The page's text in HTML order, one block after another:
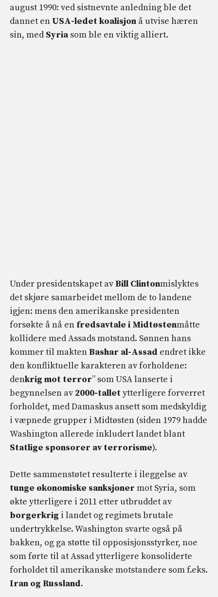
august 1990: ved sistnevnte anledning ble det
dannet en USA-ledet koalisjon å utvise hæren
sin, med Syria som ble en viktig alliert.
Under presidentskapet avBill Clintonmislyktes
det skjøre samarbeidet mellom de to landene
igjen: mens den amerikanske presidenten
forsøkte å nå en fredsavtale i Midtøstenmåtte
kollidere med Assads motstand. Sønnen hans
kommer til maktenBashar al-Assad endret ikke
den konfliktuelle karakteren av forholdene:
denkrig mot terror” som USA lanserte i
begynnelsen av 2000-talletytterligere forverret
forholdet, med Damaskus ansett som medskyldig
i væpnede grupper i Midtøsten (siden 1979 hadde
Washington allerede inkludert landet blant
Statlige sponsorer av terrorisme).
Dette sammenstøtet resulterte i ileggelse av
tunge økonomiske sanksjoner mot Syria, som
økte ytterligere i 2011 etter utbruddet av
borgerkrig i landet og regimets brutale
undertrykkelse. Washington svarte også på
bakken, og ga støtte til opposisjonsstyrker, noe
som førte til at Assad ytterligere konsoliderte
forholdet til amerikanske motstandere som f.eks.
Iran og Russland.